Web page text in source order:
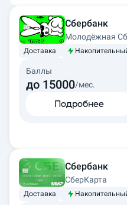
Сбербанк
Молодёжная
Доставка
Баллы
до 15000/мес.
Подробнее
Сбербанк
СберКарта
Доставка